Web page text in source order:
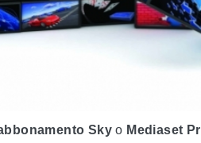
Skyo Mediaset